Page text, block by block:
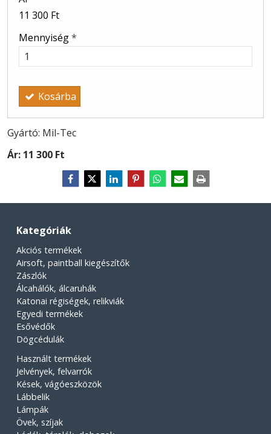
11 300 Ft
Mennyiség*
Kosárba
Gyártó: Mil-Tec
Ár: 11 300 Ft
Kategóriák
Akciós termékek
Airsoft, paintball kiegészítők
Zászlók
Álcahálók, álcaruhák
Katonai régiségek, relikviák
Egyedi termékek
Esővédők
Dögcédulák
Használt termékek
Jelvények, felvarrók
Kések, vágóeszközök
Lábbelik
Lámpák
Övek, szíjak